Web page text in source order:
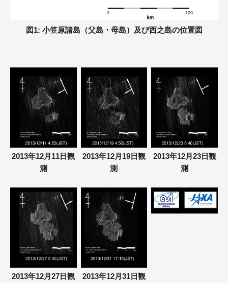
図1: 小笠原諸島（父島・母島）及び西之島の位置図
2013年12月11日観
測
2013年12月19日観
測
2013年12月23日観
測
2013年12月27日観 2013年12月31日観